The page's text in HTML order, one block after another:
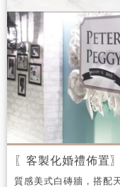
〖客製化婚禮佈置
質感美式白磚牆，搭配